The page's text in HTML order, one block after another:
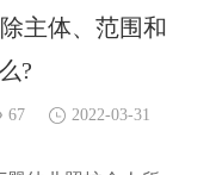
主体、范围和
?
2022-03-31
67